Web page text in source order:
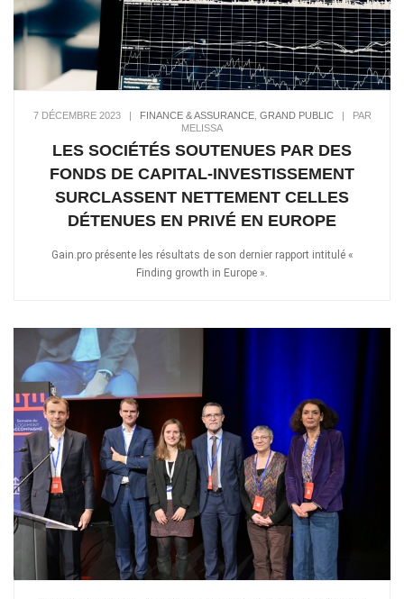
7 DÉCEMBRE 2023| FINANCE & ASSURANCE, GRAND PUBLIC|
PAR
MELISSA
LES SOCIÉTÉS SOUTENUES PAR DES
FONDS DE CAPITAL-INVESTISSEMENT
SURCLASSENT NETTEMENT CELLES
DÉTENUES EN PRIVÉ EN EUROPE
Gain.pro présente les résultats de son dernier rapport intitulé «
Finding growth in Europe ».